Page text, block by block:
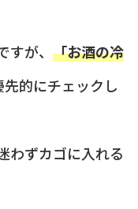
が、 「お酒の冷
先的にチェックし
わずカゴに入れる